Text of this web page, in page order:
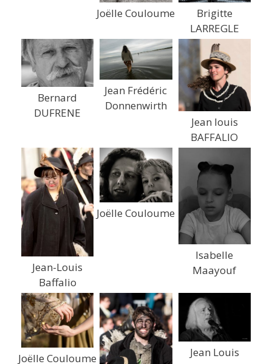
Joëlle Couloume
Brigitte
LARREGLE
Bernard
DUFRENE
Jean Frédéric
Donnenwirth
Jean louis
BAFFALIO
Jean-Louis
Baffalio
Joëlle Couloume
Isabelle
Maayouf
Joëlle Couloume
Jean Louis